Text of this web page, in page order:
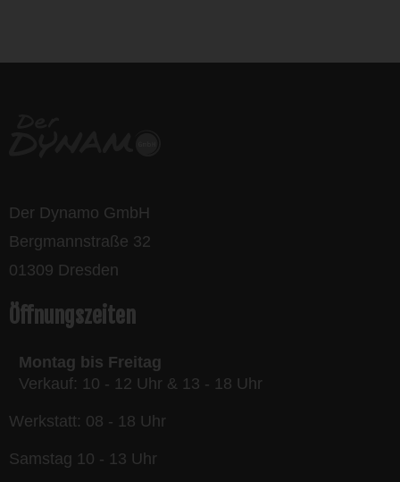
Der Dynamo GmbH
Bergmannstraße 32
01309 Dresden
Öffnungszeiten
Montag bis Freitag
Verkauf: 10 - 12 Uhr & 13 - 18 Uhr
Werkstatt: 08 - 18 Uhr
Samstag 10 - 13 Uhr